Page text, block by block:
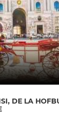
DE LA